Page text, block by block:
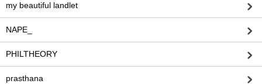
my beautiful landlet
NAPE_
PHILTHEORY
prasthana